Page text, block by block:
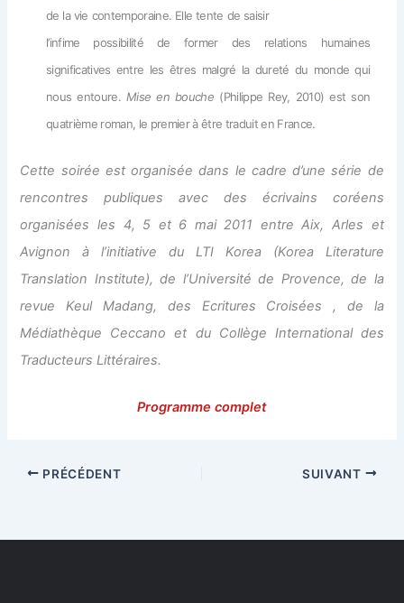
de la vie contemporaine. Elle tente de saisir
l’infime possibilité de former des relations humaines
significatives entre les êtres malgré la dureté du monde qui
nous entoure. Mise en bouche (Philippe Rey, 2010) est son
quatrième roman, le premier à être traduit en France.
Cette soirée est organisée dans le cadre d’une série de
rencontres publiques avec des écrivains coréens
organisées les 4, 5 et 6 mai 2011 entre Aix, Arles et
Avignon à l’initiative du LTI Korea (Korea Literature
Translation Institute), de l’Université de Provence, de la
revue Keul Madang, des Ecritures Croisées , de la
Médiathèque Ceccano et du Collège International des
Traducteurs Littéraires.
Programme complet
PRÉCÉDENT SUIVANT